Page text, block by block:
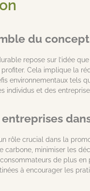
du
repose sur l’idée
Cela implique la
environnementaux
individus et des
entreprises
rôle crucial dans la
carbone, minimiser les
de plus en
à encourager les